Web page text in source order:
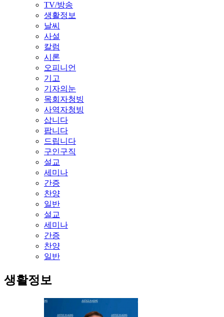
TV/방송
생활정보
날씨
사설
칼럼
시론
오피니언
기고
기자의눈
목회자청빙
사역자청빙
삽니다
팝니다
드립니다
구인구직
설교
세미나
간증
찬양
일반
설교
세미나
간증
찬양
일반
생활정보